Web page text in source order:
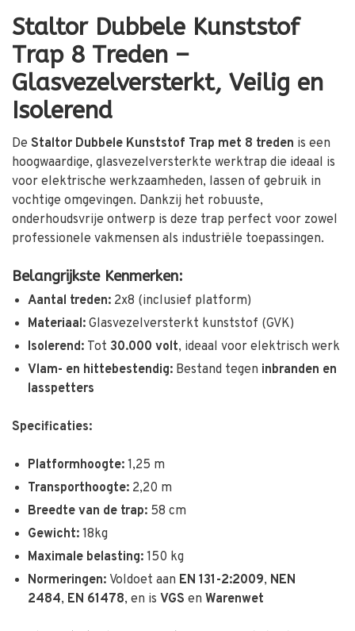
Staltor Dubbele Kunststof
Trap 8 Treden –
Glasvezelversterkt, Veilig en
Isolerend
De Staltor Dubbele Kunststof Trap met 8 treden is een
hoogwaardige, glasvezelversterkte werktrap die ideaal is
voor elektrische werkzaamheden, lassen of gebruik in
vochtige omgevingen. Dankzij het robuuste,
onderhoudsvrije ontwerp is deze trap perfect voor zowel
professionele vakmensen als industriële toepassingen.
Belangrijkste Kenmerken:
Aantal treden: 2x8 (inclusief platform)
Materiaal: Glasvezelversterkt kunststof (GVK)
Isolerend: Tot 30.000 volt, ideaal voor elektrisch werk
Vlam- en hittebestendig: Bestand tegen inbranden en
lasspetters
Specificaties:
Platformhoogte: 1,25 m
Transporthoogte: 2,20 m
Breedte van de trap: 58 cm
Gewicht: 18kg
Maximale belasting: 150 kg
Normeringen: Voldoet aan EN 131-2:2009, NEN
2484, EN 61478, en is VGS en Warenwet